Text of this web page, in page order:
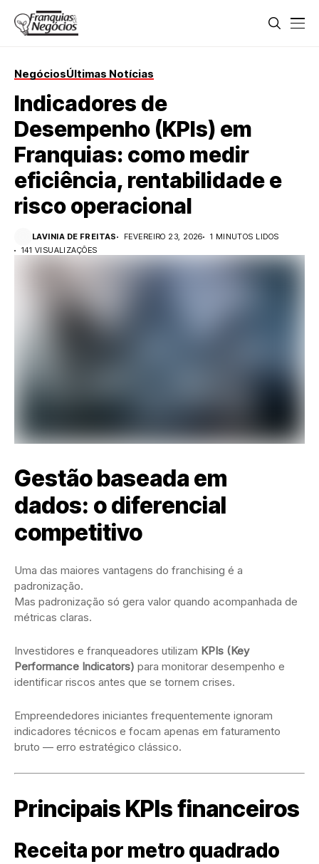
NegóciosÚltimas Notícias
Indicadores de
Desempenho (KPIs) em
Franquias: como medir
eficiência, rentabilidade e
risco operacional
LAVINIA DE FREITAS FEVEREIRO 23, 2026
1 MINUTOS LIDOS
141 VISUALIZAÇÕES
Gestão baseada em
dados: o diferencial
competitivo
Uma das maiores vantagens do franchising é a
padronização.
Mas padronização só gera valor quando acompanhada de
métricas claras.
Investidores e franqueadores utilizam KPIs (Key
Performance Indicators) para monitorar desempenho e
identificar riscos antes que se tornem crises.
Empreendedores iniciantes frequentemente ignoram
indicadores técnicos e focam apenas em faturamento
bruto — erro estratégico clássico.
Principais KPIs financeiros
Receita por metro quadrado